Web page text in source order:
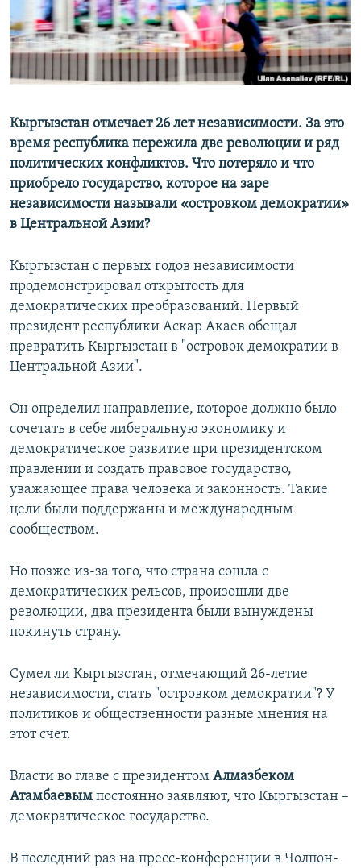
Кыргызстан отмечает 26 лет независимости. За это
время республика пережила две революции и ряд
политических конфликтов. Что потеряло и что
приобрело государство, которое на заре
независимости называли «островком демократии»
в Центральной Азии?
Кыргызстан с первых годов независимости
продемонстрировал открытость для
демократических преобразований. Первый
президент республики Аскар Акаев обещал
превратить Кыргызстан в "островок демократии в
Центральной Азии".
Он определил направление, которое должно было
сочетать в себе либеральную экономику и
демократическое развитие при президентском
правлении и создать правовое государство,
уважающее права человека и законность. Такие
цели были поддержаны и международным
сообществом.
Но позже из-за того, что страна сошла с
демократических рельсов, произошли две
революции, два президента были вынуждены
покинуть страну.
Сумел ли Кыргызстан, отмечающий 26-летие
независимости, стать "островком демократии"? У
политиков и общественности разные мнения на
этот счет.
Власти во главе с президентом Алмазбеком
Атамбаевым постоянно заявляют, что Кыргызстан –
демократическое государство.
В последний раз на пресс-конференции в Чолпон-